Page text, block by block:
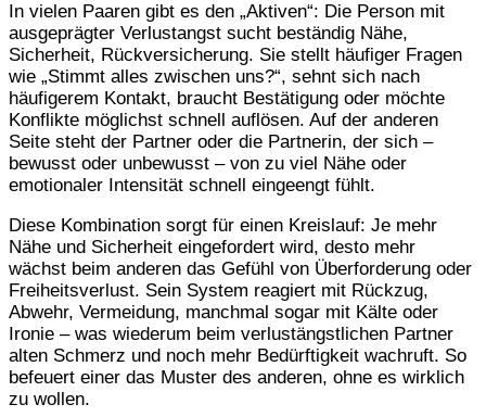
In vielen Paaren gibt es den „Aktiven“: Die Person mit
ausgeprägter Verlustangst sucht beständig Nähe,
Sicherheit, Rückversicherung. Sie stellt häufiger Fragen
wie „Stimmt alles zwischen uns?“, sehnt sich nach
häufigerem Kontakt, braucht Bestätigung oder möchte
Konflikte möglichst schnell auflösen. Auf der anderen
Seite steht der Partner oder die Partnerin, der sich –
bewusst oder unbewusst – von zu viel Nähe oder
emotionaler Intensität schnell eingeengt fühlt.
Diese Kombination sorgt für einen Kreislauf: Je mehr
Nähe und Sicherheit eingefordert wird, desto mehr
wächst beim anderen das Gefühl von Überforderung oder
Freiheitsverlust. Sein System reagiert mit Rückzug,
Abwehr, Vermeidung, manchmal sogar mit Kälte oder
Ironie – was wiederum beim verlustängstlichen Partner
alten Schmerz und noch mehr Bedürftigkeit wachruft. So
befeuert einer das Muster des anderen, ohne es wirklich
zu wollen.